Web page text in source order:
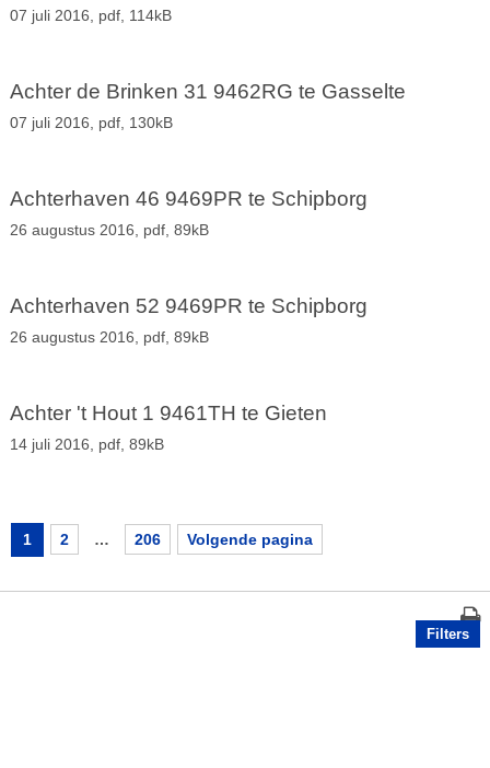
07 juli 2016, pdf, 114kB
Achter de Brinken 31 9462RG te Gasselte
07 juli 2016, pdf, 130kB
Achterhaven 46 9469PR te Schipborg
26 augustus 2016, pdf, 89kB
Achterhaven 52 9469PR te Schipborg
26 augustus 2016, pdf, 89kB
Achter 't Hout 1 9461TH te Gieten
14 juli 2016, pdf, 89kB
1 2 … 206 Volgende pagina
Filters